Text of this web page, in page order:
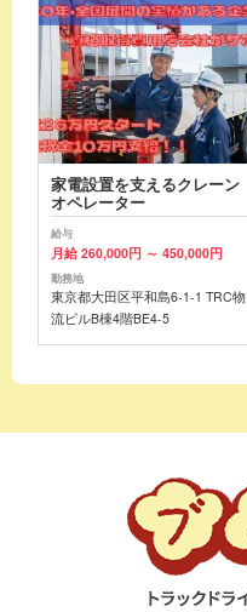
家電設置を支えるクレーン
オペレーター
給与
月給 260,000円 ～ 450,000円
勤務地
東京都大田区平和島6-1-1 TRC物
流ビルB棟4階BE4-5